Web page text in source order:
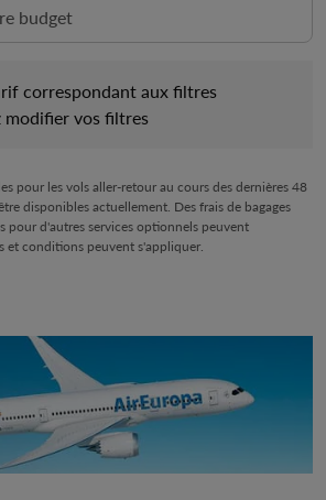
correspondant aux filtres
modifier vos filtres
pour les vols aller-retour au cours des dernières 48
disponibles actuellement. Des frais de bagages
pour d'autres services optionnels peuvent
et conditions peuvent s'appliquer.